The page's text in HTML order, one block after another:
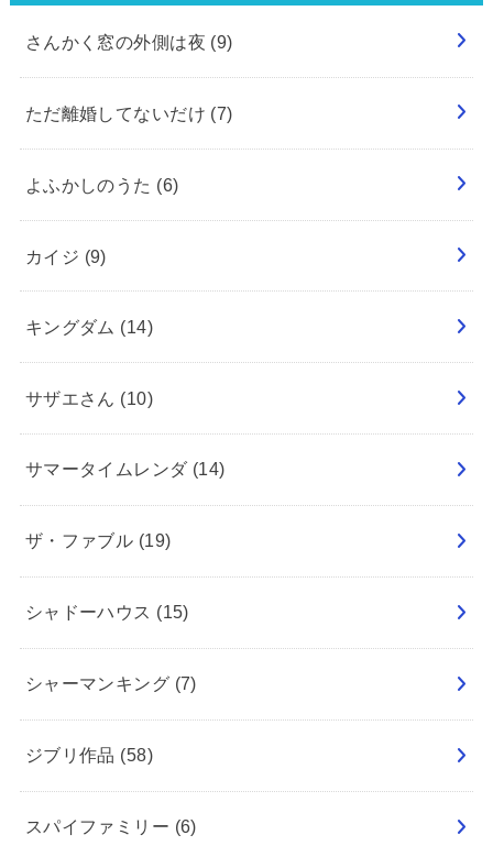
さんかく窓の外側は夜 (9)
ただ離婚してないだけ (7)
よふかしのうた (6)
カイジ (9)
キングダム (14)
サザエさん (10)
サマータイムレンダ (14)
ザ・ファブル (19)
シャドーハウス (15)
シャーマンキング (7)
ジブリ作品 (58)
スパイファミリー (6)